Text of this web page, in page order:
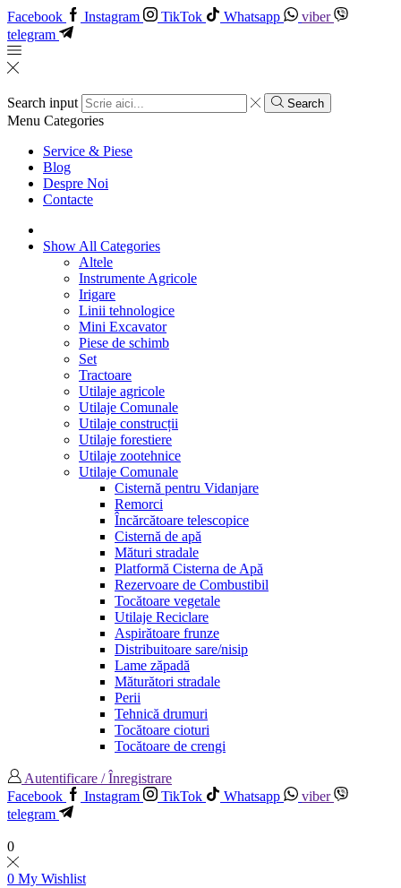
Facebook Instagram TikTok Whatsapp
viber
telegram
Search input Search
Menu Categories
Service & Piese
Blog
Despre Noi
Contacte
Show All Categories
Altele
Instrumente Agricole
Irigare
Linii tehnologice
Mini Excavator
Piese de schimb
Set
Tractoare
Utilaje agricole
Utilaje Comunale
Utilaje construcții
Utilaje forestiere
Utilaje zootehnice
Utilaje Comunale
Cisternă pentru Vidanjare
Remorci
Încărcătoare telescopice
Cisternă de apă
Mături stradale
Platformă Cisterna de Apă
Rezervoare de Combustibil
Tocătoare vegetale
Utilaje Reciclare
Aspirătoare frunze
Distribuitoare sare/nisip
Lame zăpadă
Măturători stradale
Perii
Tehnică drumuri
Tocătoare cioturi
Tocătoare de crengi
Autentificare / Înregistrare
Facebook
Instagram TikTok Whatsapp
viber
telegram
0
0 My Wishlist